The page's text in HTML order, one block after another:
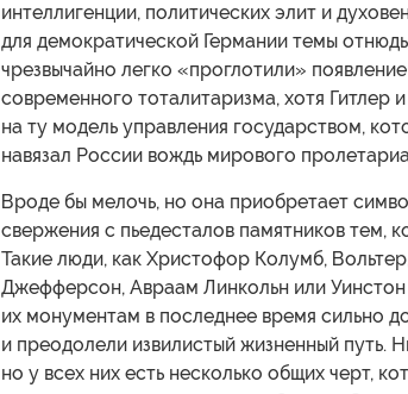
интеллигенции, политических элит и
для демократической Германии темы
чрезвычайно легко «проглотили»
современного тоталитаризма, хотя Гитлер
на ту модель управления государством,
навязал России вождь мирового
Вроде бы мелочь, но она приобретает
свержения с пьедесталов памятников тем,
Такие люди, как Христофор Колумб,
Джефферсон, Авраам Линкольн или
их монументам в последнее время сильно
и преодолели извилистый жизненный путь.
но у всех них есть несколько общих черт,